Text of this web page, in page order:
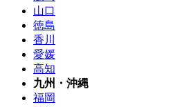
山口
徳島
香川
愛媛
高知
九州・沖縄
福岡